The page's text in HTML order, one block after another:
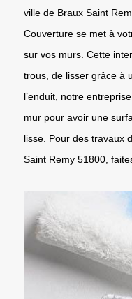
ville de Braux Saint
Couverture se met à
sur vos murs. Cette
trous, de lisser grâce à
l’enduit, notre
mur pour avoir une
lisse. Pour des travaux
Saint Remy 51800,